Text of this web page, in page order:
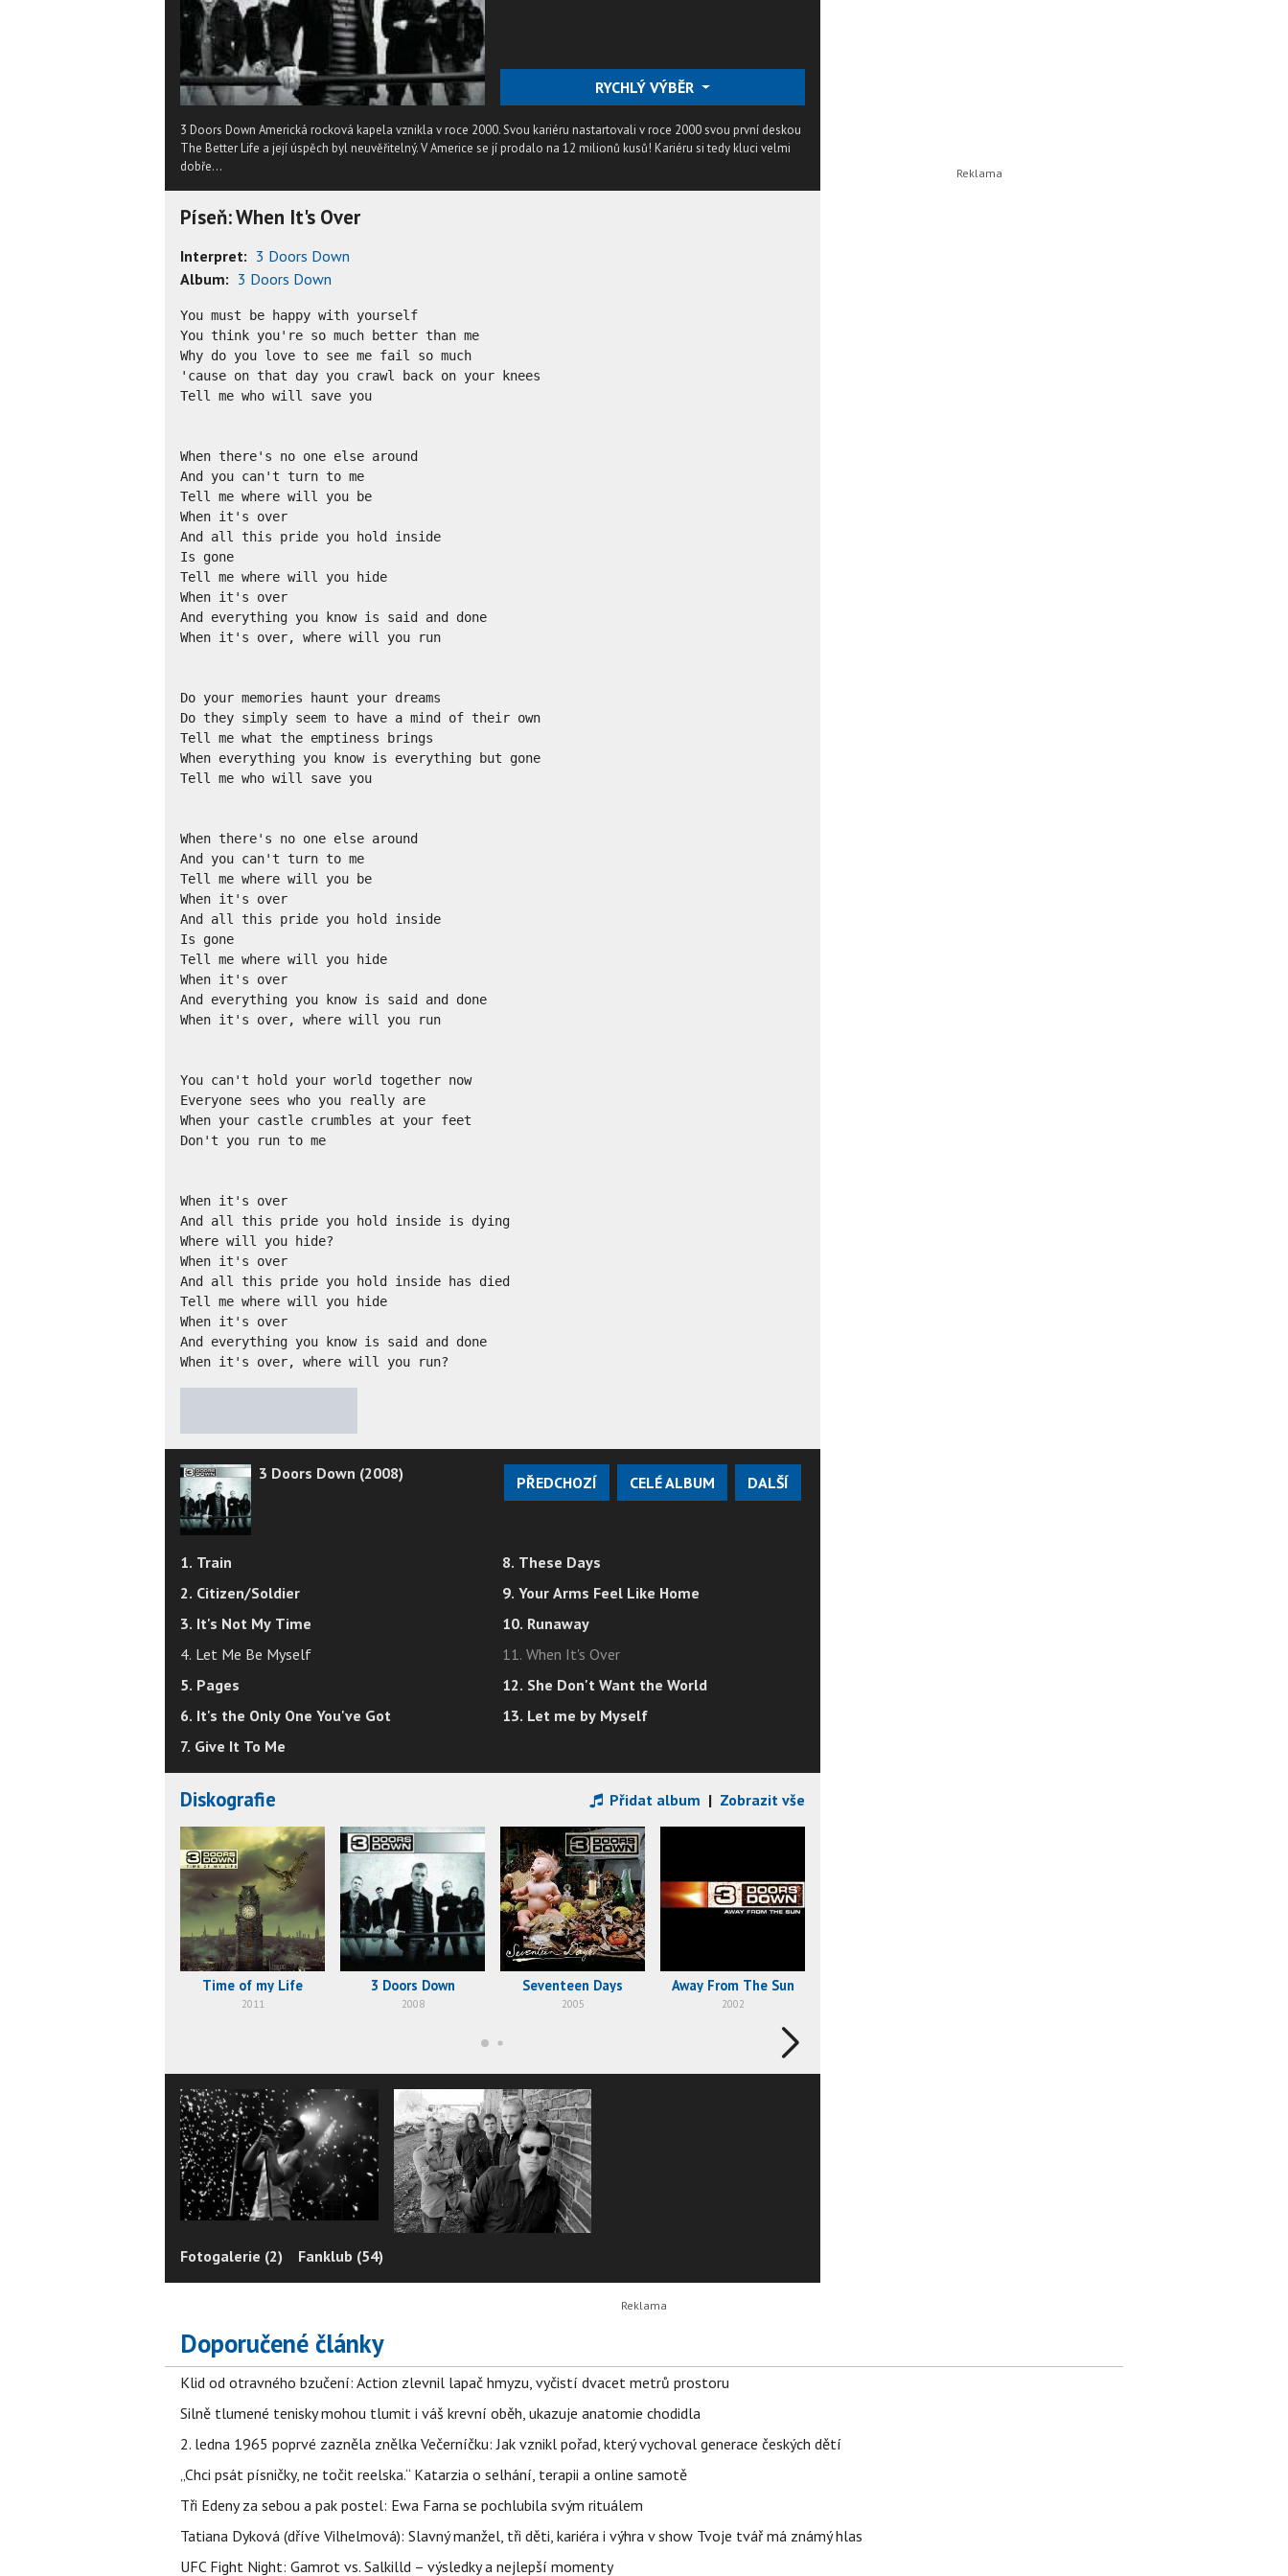
RYCHLÝ VÝBĚR
3 Doors Down Americká rocková kapela vznikla v roce 2000. Svou kariéru nastartovali v roce 2000 svou první deskou
The Better Life a její úspěch byl neuvěřitelný. V Americe se jí prodalo na 12 milionů kusů! Kariéru si tedy kluci velmi
dobře...
Píseň: When It's Over
Interpret: 3 Doors Down
Album: 3 Doors Down
You must be happy with yourself
You think you're so much better than me
Why do you love to see me fail so much
'cause on that day you crawl back on your knees
Tell me who will save you
When there's no one else around
And you can't turn to me
Tell me where will you be
When it's over
And all this pride you hold inside
Is gone
Tell me where will you hide
When it's over
And everything you know is said and done
When it's over, where will you run
Do your memories haunt your dreams
Do they simply seem to have a mind of their own
Tell me what the emptiness brings
When everything you know is everything but gone
Tell me who will save you
When there's no one else around
And you can't turn to me
Tell me where will you be
When it's over
And all this pride you hold inside
Is gone
Tell me where will you hide
When it's over
And everything you know is said and done
When it's over, where will you run
You can't hold your world together now
Everyone sees who you really are
When your castle crumbles at your feet
Don't you run to me
When it's over
And all this pride you hold inside is dying
Where will you hide?
When it's over
And all this pride you hold inside has died
Tell me where will you hide
When it's over
And everything you know is said and done
When it's over, where will you run?
3 Doors Down (2008) PŘEDCHOZÍ CELÉ ALBUM DALŠÍ
1. Train
2. Citizen/Soldier
3. It's Not My Time
4. Let Me Be Myself
5. Pages
6. It's the Only One You've Got
7. Give It To Me
8. These Days
9. Your Arms Feel Like Home
10. Runaway
11. When It's Over
12. She Don't Want the World
13. Let me by Myself
Diskografie Přidat album | Zobrazit vše
Time of my Life
2011
3 Doors Down
2008
Seventeen Days
2005
Away From The Sun
2002
Fotogalerie (2) Fanklub (54)
Doporučené články
Klid od otravného bzučení: Action zlevnil lapač hmyzu, vyčistí dvacet metrů prostoru
Silně tlumené tenisky mohou tlumit i váš krevní oběh, ukazuje anatomie chodidla
2. ledna 1965 poprvé zazněla znělka Večerníčku: Jak vznikl pořad, který vychoval generace českých dětí
„Chci psát písničky, ne točit reelska.“ Katarzia o selhání, terapii a online samotě
Tři Edeny za sebou a pak postel: Ewa Farna se pochlubila svým rituálem
Tatiana Dyková (dříve Vilhelmová): Slavný manžel, tři děti, kariéra i výhra v show Tvoje tvář má známý hlas
UFC Fight Night: Gamrot vs. Salkilld – výsledky a nejlepší momenty